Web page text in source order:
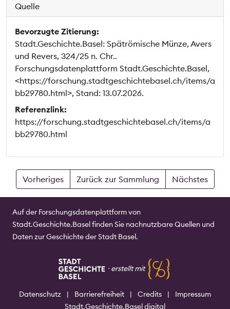
Quelle
Bevorzugte Zitierung:
Stadt.Geschichte.Basel: Spätrömische Münze, Avers
und Revers, 324/25 n. Chr..
Forschungsdatenplattform Stadt.Geschichte.Basel,
<https://forschung.stadtgeschichtebasel.ch/items/a
bb29780.html>, Stand: 13.07.2026.
Referenzlink:
https://forschung.stadtgeschichtebasel.ch/items/a
bb29780.html
Vorheriges Zurück zur Sammlung Nächstes
Auf der Forschungsdatenplattform von
Stadt.Geschichte.Basel finden Sie nachnutzbare Quellen und
Daten zur Geschichte der Stadt Basel.
⸱ erstellt mit
Datenschutz | Barrierefreiheit | Credits |
Impressum
Stadt.Geschichte.Basel digital